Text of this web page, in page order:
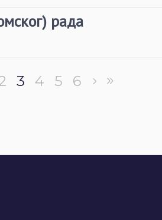
рада
3 4 5 6